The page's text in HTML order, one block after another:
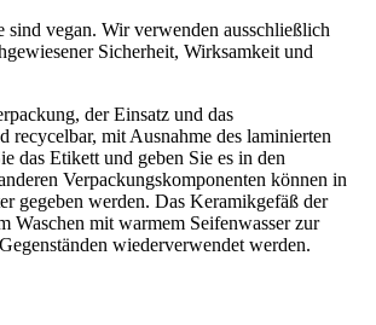
sind vegan. Wir verwenden ausschließlich
Sicherheit, Wirksamkeit und
der Einsatz und das
recycelbar, mit Ausnahme des laminierten
das Etikett und geben Sie es in den
Verpackungskomponenten können in
gegeben werden. Das Keramikgefäß der
Waschen mit warmem Seifenwasser zur
wiederverwendet werden.